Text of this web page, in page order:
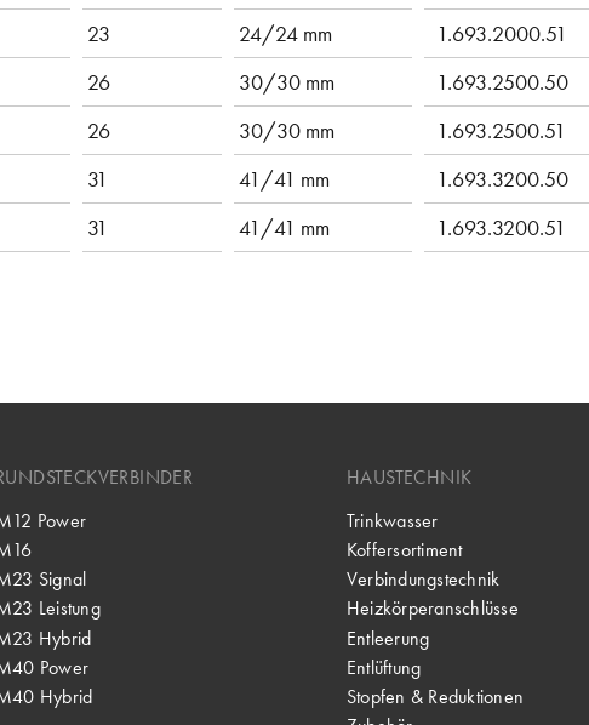
23 24/24 mm
1.693.2000.51
26 30/30 mm
1.693.2500.50
26 30/30 mm
1.693.2500.51
31 41/41 mm
1.693.3200.50
31 41/41 mm 1.693.3200.51
Power
Signal
Leistung
Hybrid
Power
Hybrid
HAUSTECHNIK
Trinkwasser
Koffersortiment
Verbindungstechnik
Heizkörperanschlüsse
Entleerung
Entlüftung
Stopfen & Reduktionen